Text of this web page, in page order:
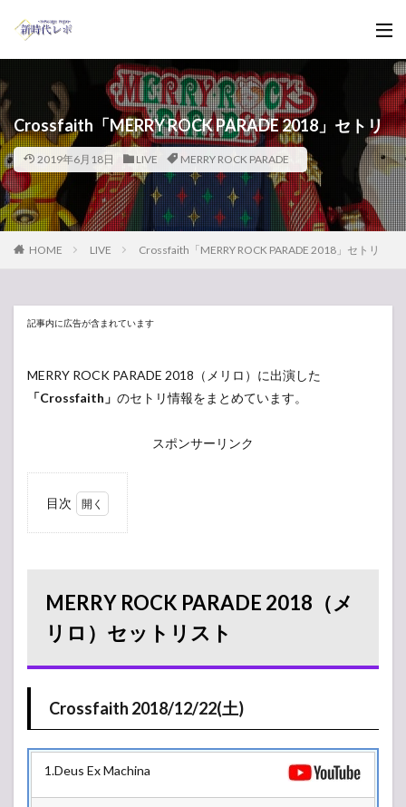
Crossfaith「MERRY ROCK PARADE 2018」セトリ
2019年6月18日 LIVE MERRY ROCK PARADE
HOME LIVE Crossfaith「MERRY ROCK PARADE 2018」セトリ
記事内に広告が含まれています
MERRY ROCK PARADE 2018（メリロ）に出演した
「Crossfaith」 のセトリ情報をまとめています。
スポンサーリンク
目次
2018（メ
リロ）セ
ットリス
ト
1.1
2018/12/22(土)
2
2018/12/22(土)
BLESS
MERRY ROCK PARADE 2018（メ
リロ）セットリスト
Crossfaith 2018/12/22(土)
1.Deus Ex Machina